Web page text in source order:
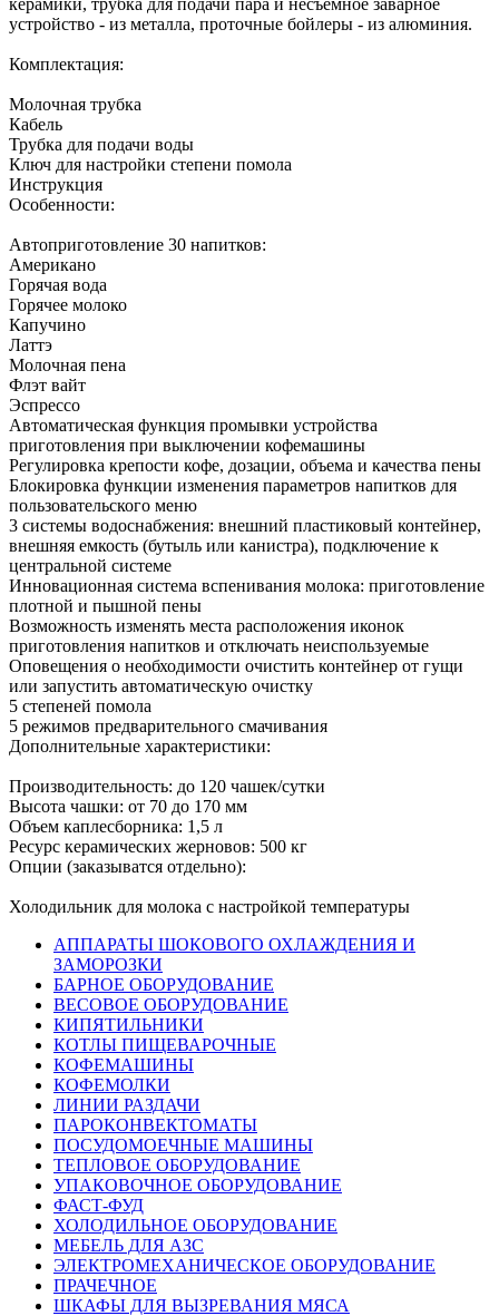
устройство - из металла, проточные бойлеры - из алюминия.
Комплектация:
Молочная трубка
Кабель
Трубка для подачи воды
Ключ для настройки степени помола
Инструкция
Особенности:
Автоприготовление 30 напитков:
Американо
Горячая вода
Горячее молоко
Капучино
Латтэ
Молочная пена
Флэт вайт
Эспрессо
Автоматическая функция промывки устройства
приготовления при выключении кофемашины
Регулировка крепости кофе, дозации, объема и качества пены
Блокировка функции изменения параметров напитков для
пользовательского меню
3 системы водоснабжения: внешний пластиковый контейнер,
внешняя емкость (бутыль или канистра), подключение к
центральной системе
Инновационная система вспенивания молока: приготовление
плотной и пышной пены
Возможность изменять места расположения иконок
приготовления напитков и отключать неиспользуемые
Оповещения о необходимости очистить контейнер от гущи
или запустить автоматическую очистку
5 степеней помола
5 режимов предварительного смачивания
Дополнительные характеристики:
Производительность: до 120 чашек/сутки
Высота чашки: от 70 до 170 мм
Объем каплесборника: 1,5 л
Ресурс керамических жерновов: 500 кг
Опции (заказыватся отдельно):
Холодильник для молока с настройкой температуры
АППАРАТЫ ШОКОВОГО ОХЛАЖДЕНИЯ И
ЗАМОРОЗКИ
БАРНОЕ ОБОРУДОВАНИЕ
ВЕСОВОЕ ОБОРУДОВАНИЕ
КИПЯТИЛЬНИКИ
КОТЛЫ ПИЩЕВАРОЧНЫЕ
КОФЕМАШИНЫ
КОФЕМОЛКИ
ЛИНИИ РАЗДАЧИ
ПАРОКОНВЕКТОМАТЫ
ПОСУДОМОЕЧНЫЕ МАШИНЫ
ТЕПЛОВОЕ ОБОРУДОВАНИЕ
УПАКОВОЧНОЕ ОБОРУДОВАНИЕ
ФАСТ-ФУД
ХОЛОДИЛЬНОЕ ОБОРУДОВАНИЕ
МЕБЕЛЬ ДЛЯ АЗС
ЭЛЕКТРОМЕХАНИЧЕСКОЕ ОБОРУДОВАНИЕ
ПРАЧЕЧНОЕ
ШКАФЫ ДЛЯ ВЫЗРЕВАНИЯ МЯСА